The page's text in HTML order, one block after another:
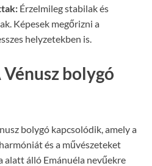
Érzelmileg stabilak és
Képesek megőrizni a
helyzetekben is.
bolygó
bolygó kapcsolódik, amely a
és a művészeteket
alatt álló Emánuéla nevűekre